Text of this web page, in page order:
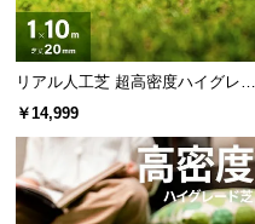
保
証
に
つ
て
リアル人工芝 超高密度ハイグレー
ド 高耐久タイプ・質感追求 芝丈20
mm 1×10m 防草シート付
￥14,999